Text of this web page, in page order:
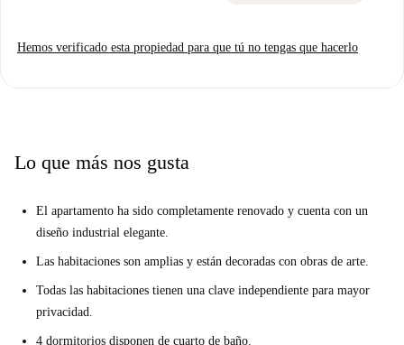
Hemos verificado esta propiedad para que tú no tengas que hacerlo
Lo que más nos gusta
El apartamento ha sido completamente renovado y cuenta con un
diseño industrial elegante.
Las habitaciones son amplias y están decoradas con obras de arte.
Todas las habitaciones tienen una clave independiente para mayor
privacidad.
4 dormitorios disponen de cuarto de baño.